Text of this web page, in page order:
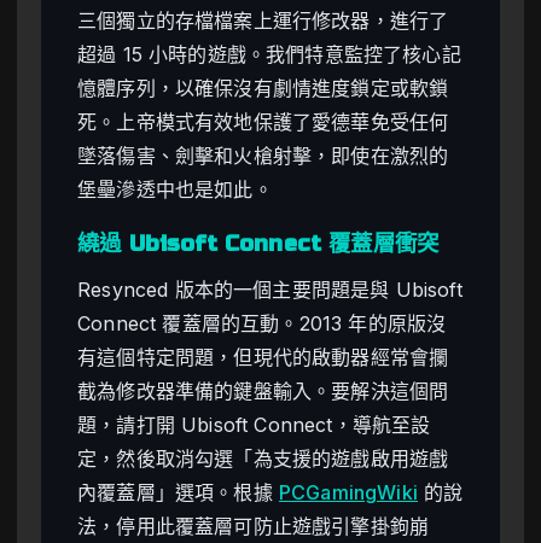
三個獨立的存檔檔案上運行修改器，進行了
超過 15 小時的遊戲。我們特意監控了核心記
憶體序列，以確保沒有劇情進度鎖定或軟鎖
死。上帝模式有效地保護了愛德華免受任何
墜落傷害、劍擊和火槍射擊，即使在激烈的
堡壘滲透中也是如此。
繞過 Ubisoft Connect 覆蓋層衝突
Resynced 版本的一個主要問題是與 Ubisoft
Connect 覆蓋層的互動。2013 年的原版沒
有這個特定問題，但現代的啟動器經常會攔
截為修改器準備的鍵盤輸入。要解決這個問
題，請打開 Ubisoft Connect，導航至設
定，然後取消勾選「為支援的遊戲啟用遊戲
內覆蓋層」選項。根據 PCGamingWiki 的說
法，停用此覆蓋層可防止遊戲引擎掛鉤崩